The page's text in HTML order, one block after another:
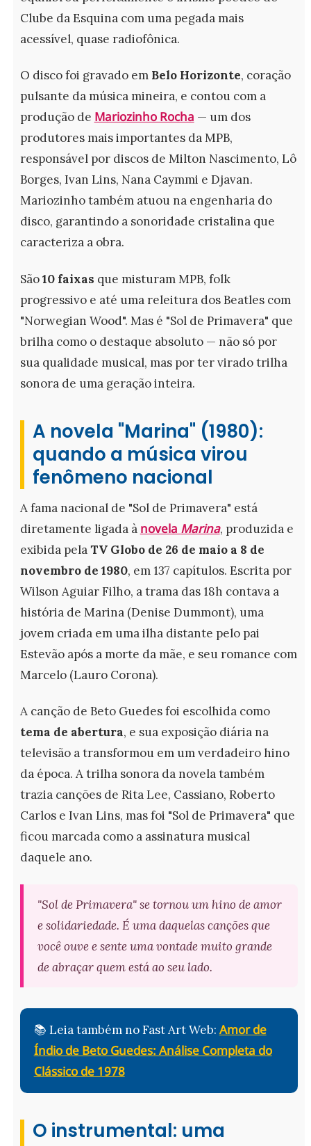
Clube da Esquina com uma pegada mais
acessível, quase radiofônica.
O disco foi gravado em Belo Horizonte, coração
pulsante da música mineira, e contou com a
produção de Mariozinho Rocha — um dos
produtores mais importantes da MPB,
responsável por discos de Milton Nascimento, Lô
Borges, Ivan Lins, Nana Caymmi e Djavan.
Mariozinho também atuou na engenharia do
disco, garantindo a sonoridade cristalina que
caracteriza a obra.
São10 faixas que misturam MPB, folk
progressivo e até uma releitura dos Beatles com
"Norwegian Wood". Mas é "Sol de Primavera" que
brilha como o destaque absoluto — não só por
sua qualidade musical, mas por ter virado trilha
sonora de uma geração inteira.
A novela "Marina" (1980):
quando a música virou
fenômeno nacional
A fama nacional de "Sol de Primavera" está
diretamente ligada à novela Marina, produzida e
exibida pelaTV Globo de 26 de maio a 8 de
novembro de 1980, em 137 capítulos. Escrita por
Wilson Aguiar Filho, a trama das 18h contava a
história de Marina (Denise Dummont), uma
jovem criada em uma ilha distante pelo pai
Estevão após a morte da mãe, e seu romance com
Marcelo (Lauro Corona).
A canção de Beto Guedes foi escolhida como
tema de abertura, e sua exposição diária na
televisão a transformou em um verdadeiro hino
da época. A trilha sonora da novela também
trazia canções de Rita Lee, Cassiano, Roberto
Carlos e Ivan Lins, mas foi "Sol de Primavera" que
ficou marcada como a assinatura musical
daquele ano.
"Sol de Primavera" se tornou um hino de amor
e solidariedade. É uma daquelas canções que
você ouve e sente uma vontade muito grande
de abraçar quem está ao seu lado.
📚 Leia também no Fast Art Web: Amor de
Índio de Beto Guedes: Análise Completa do
Clássico de 1978
O instrumental: uma